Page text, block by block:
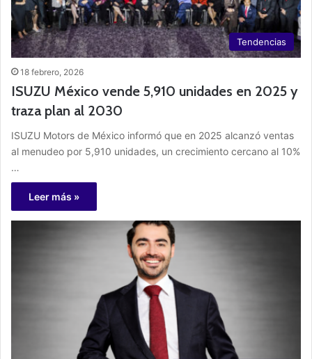
Tendencias
18 febrero, 2026
ISUZU México vende 5,910 unidades en 2025 y
traza plan al 2030
ISUZU Motors de México informó que en 2025 alcanzó ventas
al menudeo por 5,910 unidades, un crecimiento cercano al 10%
…
Leer más »